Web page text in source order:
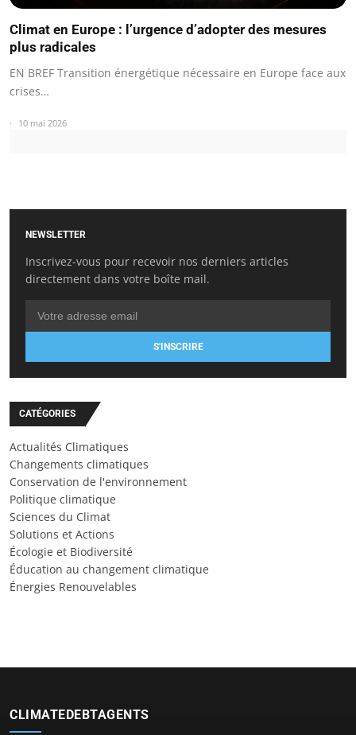
Climat en Europe : l’urgence d’adopter des mesures
plus radicales
EN BREF Transition énergétique nécessaire en Europe face aux
crises…
10 mai 2026
NEWSLETTER
Inscrivez-vous pour recevoir nos derniers articles
directement dans votre boîte mail.
S'INSCRIRE
CATÉGORIES
Actualités Climatiques
Changements climatiques
Conservation de l'environnement
Politique climatique
Sciences du Climat
Solutions et Actions
Écologie et Biodiversité
Éducation au changement climatique
Énergies Renouvelables
CLIMATEDEBTAGENTS